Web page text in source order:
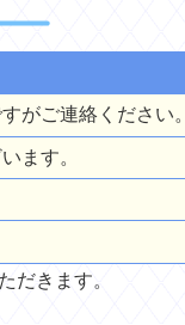
がご連絡ください。
ます。
だきます。